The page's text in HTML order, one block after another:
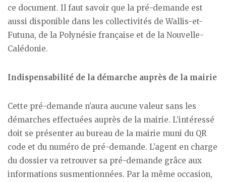
ce document. Il faut savoir que la pré-demande est
aussi disponible dans les collectivités de Wallis-et-
Futuna, de la Polynésie française et de la Nouvelle-
Calédonie.
Indispensabilité de la démarche auprès de la mairie
Cette pré-demande n’aura aucune valeur sans les
démarches effectuées auprès de la mairie. L’intéressé
doit se présenter au bureau de la mairie muni du QR
code et du numéro de pré-demande. L’agent en charge
du dossier va retrouver sa pré-demande grâce aux
informations susmentionnées. Par la même occasion,